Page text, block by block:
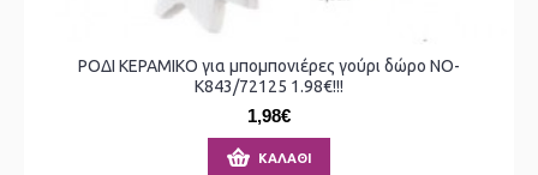
ΡΟΔΙ ΚΕΡΑΜΙΚΟ για μπομπονιέρες γούρι δώρο ΝΟ-
Κ843/72125 1.98€!!!
1,98€
ΚΑΛΆΘΙ